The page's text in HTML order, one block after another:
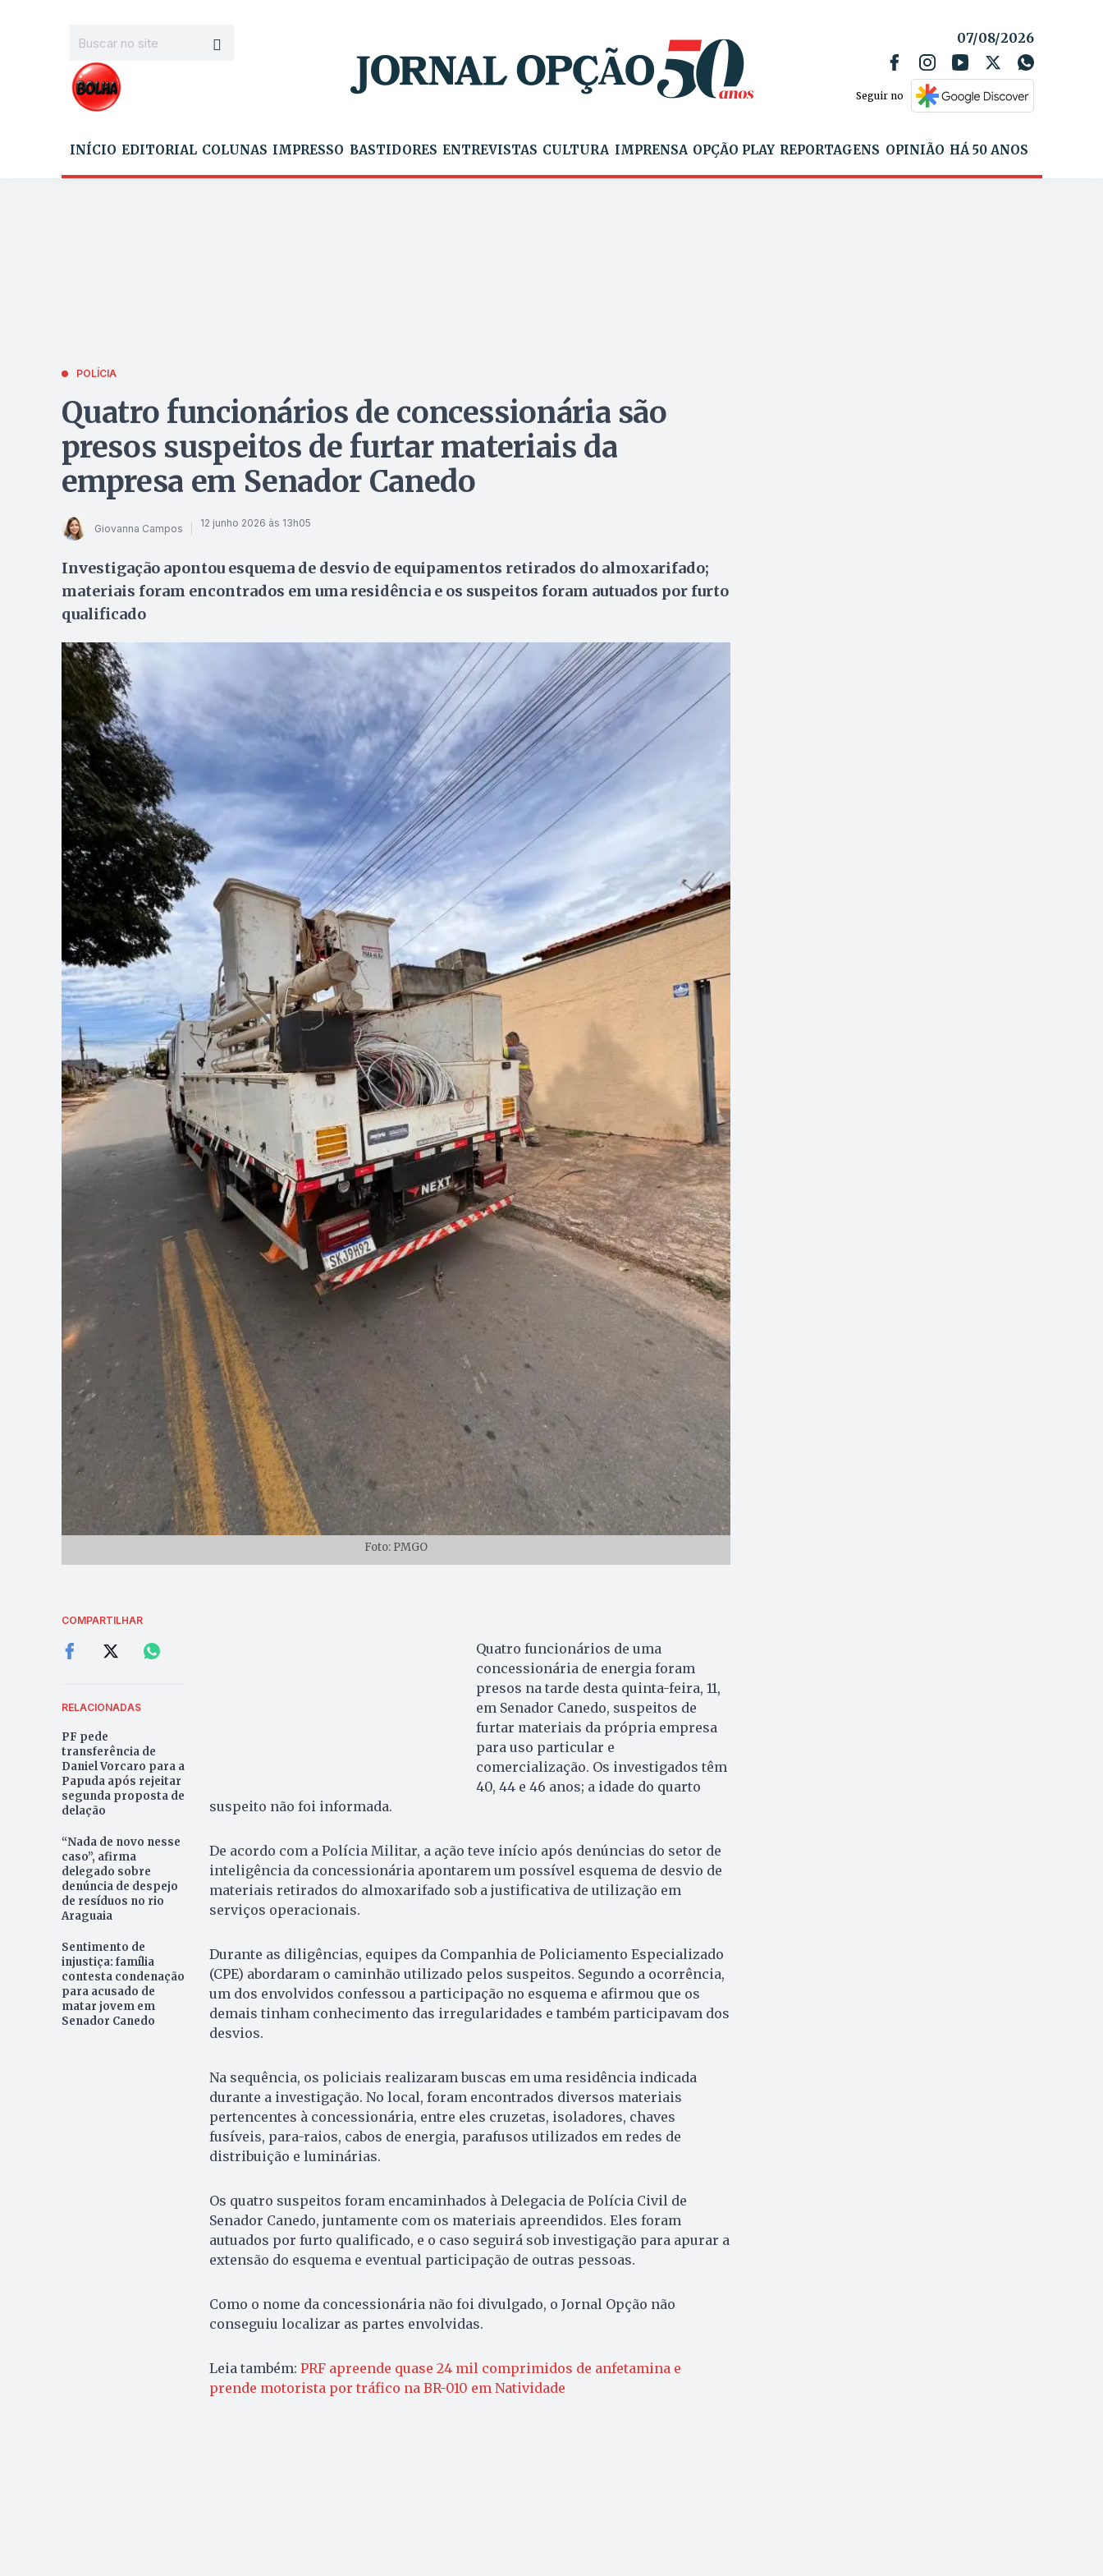
07/08/2026
Seguir no
INÍCIO EDITORIAL COLUNAS IMPRESSO BASTIDORES ENTREVISTAS CULTURA IMPRENSA OPÇÃO PLAY REPORTAGENS OPINIÃO HÁ 50 ANOS
POLÍCIA
Quatro funcionários de concessionária são
presos suspeitos de furtar materiais da
empresa em Senador Canedo
Giovanna Campos 12 junho 2026 às 13h05
Investigação apontou esquema de desvio de equipamentos retirados do almoxarifado;
materiais foram encontrados em uma residência e os suspeitos foram autuados por furto
qualificado
Foto: PMGO
COMPARTILHAR
RELACIONADAS
PF pede
transferência de
Daniel Vorcaro para a
Papuda após rejeitar
segunda proposta de
delação
“Nada de novo nesse
caso”, afirma
delegado sobre
denúncia de despejo
de resíduos no rio
Araguaia
Sentimento de
injustiça: família
contesta condenação
para acusado de
matar jovem em
Senador Canedo
Quatro funcionários de uma
concessionária de energia foram
presos na tarde desta quinta-feira, 11,
em Senador Canedo, suspeitos de
furtar materiais da própria empresa
para uso particular e
comercialização. Os investigados têm
40, 44 e 46 anos; a idade do quarto
suspeito não foi informada.
De acordo com a Polícia Militar, a ação teve início após denúncias do setor de
inteligência da concessionária apontarem um possível esquema de desvio de
materiais retirados do almoxarifado sob a justificativa de utilização em
serviços operacionais.
Durante as diligências, equipes da Companhia de Policiamento Especializado
(CPE) abordaram o caminhão utilizado pelos suspeitos. Segundo a ocorrência,
um dos envolvidos confessou a participação no esquema e afirmou que os
demais tinham conhecimento das irregularidades e também participavam dos
desvios.
Na sequência, os policiais realizaram buscas em uma residência indicada
durante a investigação. No local, foram encontrados diversos materiais
pertencentes à concessionária, entre eles cruzetas, isoladores, chaves
fusíveis, para-raios, cabos de energia, parafusos utilizados em redes de
distribuição e luminárias.
Os quatro suspeitos foram encaminhados à Delegacia de Polícia Civil de
Senador Canedo, juntamente com os materiais apreendidos. Eles foram
autuados por furto qualificado, e o caso seguirá sob investigação para apurar a
extensão do esquema e eventual participação de outras pessoas.
Como o nome da concessionária não foi divulgado, o Jornal Opção não
conseguiu localizar as partes envolvidas.
Leia também: PRF apreende quase 24 mil comprimidos de anfetamina e
prende motorista por tráfico na BR-010 em Natividade